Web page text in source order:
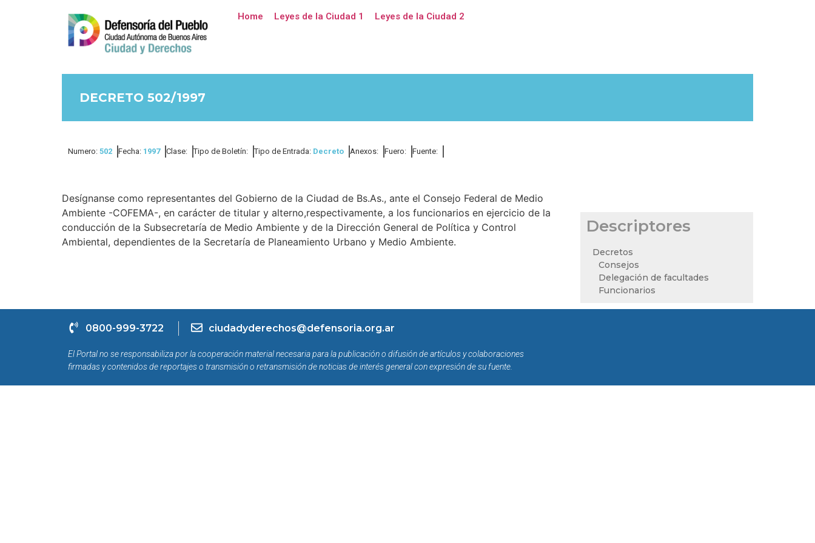
Home Leyes de la Ciudad 1 Leyes de la Ciudad 2
DECRETO 502/1997
Numero: 502 Fecha: 1997 Clase: Tipo de Boletín: Tipo de Entrada: Decreto Anexos: Fuero: Fuente:
Desígnanse como representantes del Gobierno de la Ciudad de Bs.As., ante el Consejo Federal de Medio
Ambiente -COFEMA-, en carácter de titular y alterno,respectivamente, a los funcionarios en ejercicio de la
conducción de la Subsecretaría de Medio Ambiente y de la Dirección General de Política y Control
Ambiental, dependientes de la Secretaría de Planeamiento Urbano y Medio Ambiente.
Descriptores
Decretos
Consejos
Delegación de facultades
Funcionarios
0800-999-3722 ciudadyderechos@defensoria.org.ar
El Portal no se responsabiliza por la cooperación material necesaria para la publicación o difusión de artículos y colaboraciones
firmadas y contenidos de reportajes o transmisión o retransmisión de noticias de interés general con expresión de su fuente.